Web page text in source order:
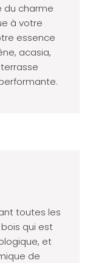
du charme
à votre
essence
acasia,
toutes les
qui est
et
de